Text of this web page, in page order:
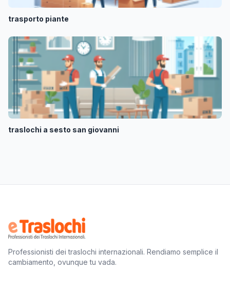
trasporto piante
traslochi a sesto san giovanni
Professionisti dei traslochi internazionali. Rendiamo semplice il
cambiamento, ovunque tu vada.